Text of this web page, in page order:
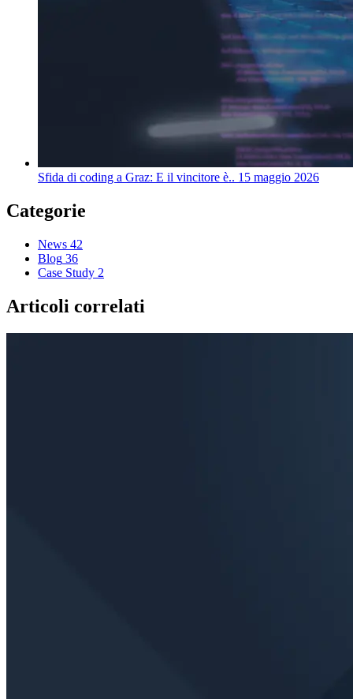
Sfida di coding a Graz: E il vincitore è.. 15 maggio 2026
Categorie
News 42
Blog 36
Case Study 2
Articoli correlati